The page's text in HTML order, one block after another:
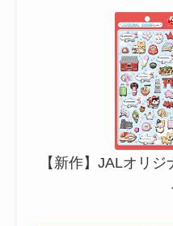
【新作】JALオリ